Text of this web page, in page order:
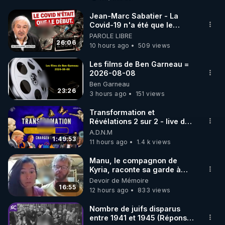
🌱 INSTAGRAM
https://www.instagram.com/rdlr_thierrycasasnovas/
http://rgnr.li/instagram
🌱 LA NEWSLETTER
Pour ne pas rater l’actualité RGNR (stages,
http://rgnr.li/news
🌱 VIDÉOS NON CENSURÉES SUR ODYSEE
Toutes les vidéos Youtube sont aussi sur la
http://rgnr.li/odysee
🌱 LES STAGES EN PRÉSENTIEL
26:06
Jean-Marc Sabatier - La
Covid-19 n'a été que le
début - L'ARNm & l'ARNm-aa
jusqu où auront-t-il ?
PAROLE LIBRE
10 hours ago
509 views
23:26
Les films de Ben Garneau =
2026-08-08
Ben Garneau
3 hours ago
151 views
1:49:53
Transformation et
Révélations 2 sur 2 - live du
07/08/26
A.D.N.M
11 hours ago
1.4 k views
16:55
Manu, le compagnon de
Kyria, raconte sa garde à
vue musclée. PARTAGEZ!
Devoir de Mémoire
12 hours ago
833 views
Nombre de juifs disparus
entre 1941 et 1945 (Réponse